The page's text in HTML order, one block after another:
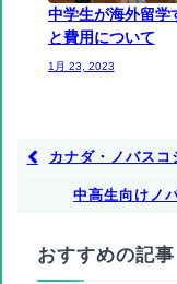
中学生が海外留学
と費用について
1月 23, 2023
カナダ・ノバスコ
中高生向けノ
おすすめの記事